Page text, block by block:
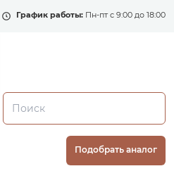
График работы: Пн-пт с 9:00 до 18:00
Подобрать аналог